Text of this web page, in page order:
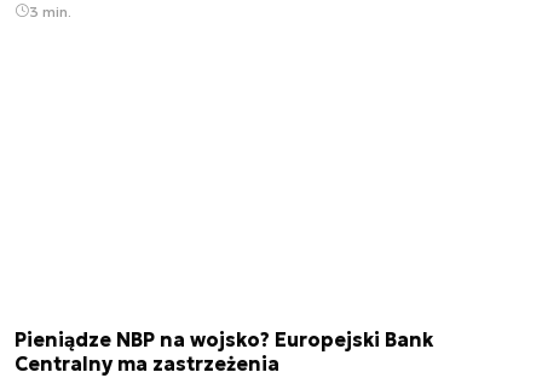
3 min.
Pieniądze NBP na wojsko? Europejski Bank
Centralny ma zastrzeżenia